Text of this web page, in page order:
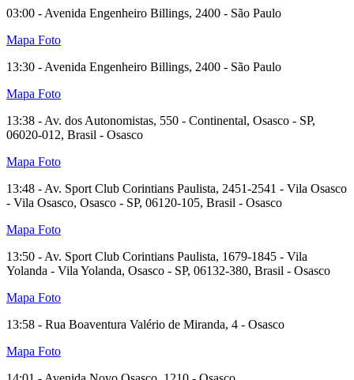
03:00 - Avenida Engenheiro Billings, 2400 - São Paulo
Mapa Foto
13:30 - Avenida Engenheiro Billings, 2400 - São Paulo
Mapa Foto
13:38 - Av. dos Autonomistas, 550 - Continental, Osasco - SP,
06020-012, Brasil - Osasco
Mapa Foto
13:48 - Av. Sport Club Corintians Paulista, 2451-2541 - Vila Osasco
- Vila Osasco, Osasco - SP, 06120-105, Brasil - Osasco
Mapa Foto
13:50 - Av. Sport Club Corintians Paulista, 1679-1845 - Vila
Yolanda - Vila Yolanda, Osasco - SP, 06132-380, Brasil - Osasco
Mapa Foto
13:58 - Rua Boaventura Valério de Miranda, 4 - Osasco
Mapa Foto